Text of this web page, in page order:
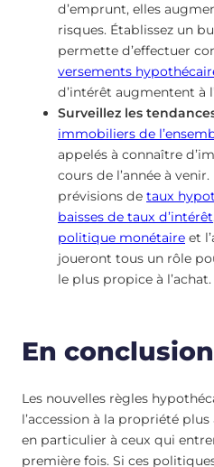
d’emprunt, elles
risques. Établissez un
permette d’effectuer
versements
d’intérêt augmentent à
Surveillez les
immobiliers de
appelés à connaître
cours de l’année à
prévisions de taux
baisses de taux d’intérêt
politique monétaire et
joueront tous un rôle
le plus propice à l’achat.
En conclusion
Les nouvelles règles
l’accession à la propriété
en particulier à ceux qui
première fois. Si ces